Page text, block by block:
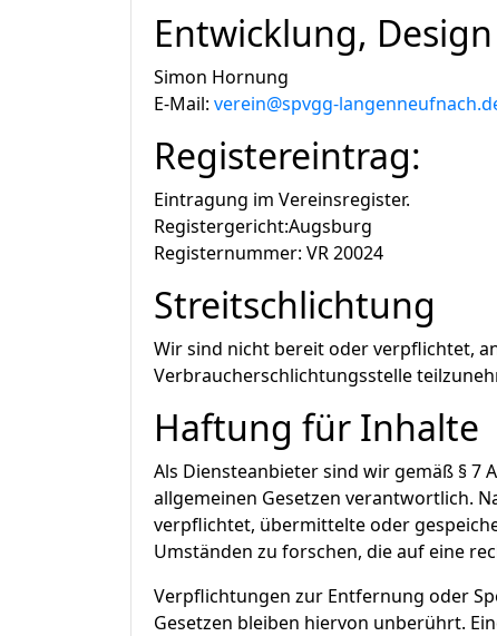
Entwicklung,
Simon Hornung
E-Mail: verein@spvgg-
Registereintrag:
Eintragung im Vereinsregister.
Registergericht:Augsburg
Registernummer: VR 20024
Streitschlichtung
Wir sind nicht bereit oder verpflichtet,
Verbraucherschlichtungsstelle
Haftung für Inhalte
Als Diensteanbieter sind wir gemäß § 7
allgemeinen Gesetzen verantwortlich.
verpflichtet, übermittelte oder
Umständen zu forschen, die auf eine
Verpflichtungen zur Entfernung oder
Gesetzen bleiben hiervon unberührt.